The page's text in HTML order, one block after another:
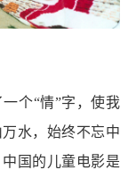
个“情”字，使我
水，始终不忘中
国的儿童电影是